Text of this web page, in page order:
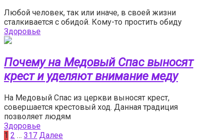
Любой человек, так или иначе, в своей жизни
сталкивается с обидой. Кому-то простить обиду
Здоровье
Почему на Медовый Спас выносят
крест и уделяют внимание меду
На Медовый Спас из церкви выносят крест,
совершается крестовый ход. Данная традиция
позволяет людям
Здоровье
Пагинация
1 2 … 317 Далее